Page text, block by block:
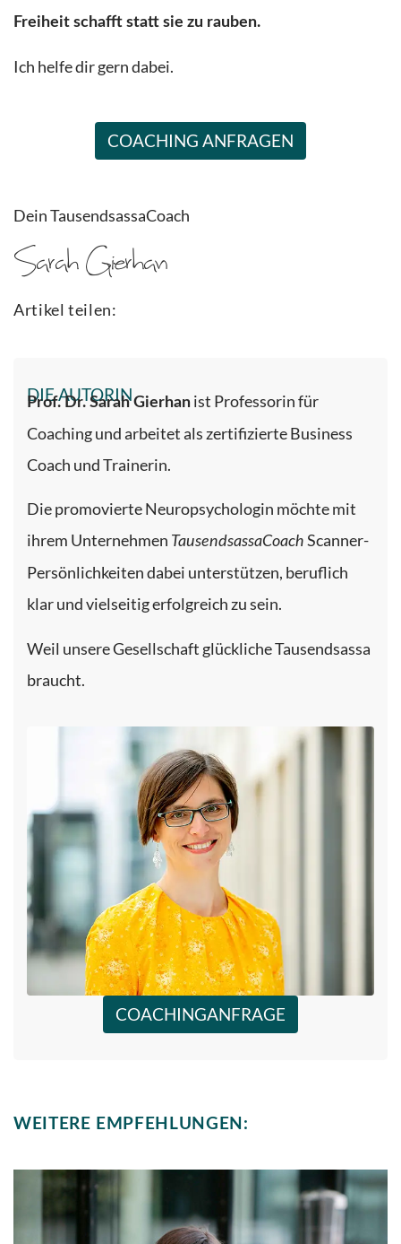
Freiheit schafft statt sie zu rauben.
Ich helfe dir gern dabei.
COACHING ANFRAGEN
Dein TausendsassaCoach
Artikel teilen:
DIE AUTORIN
Prof. Dr. Sarah Gierhan ist Professorin für
Coaching und arbeitet als zertifizierte Business
Coach und Trainerin.
Die promovierte Neuropsychologin möchte mit
ihrem Unternehmen TausendsassaCoach Scanner-
Persönlichkeiten dabei unterstützen, beruflich
klar und vielseitig erfolgreich zu sein.
Weil unsere Gesellschaft glückliche Tausendsassa
braucht.
COACHINGANFRAGE
WEITERE EMPFEHLUNGEN: